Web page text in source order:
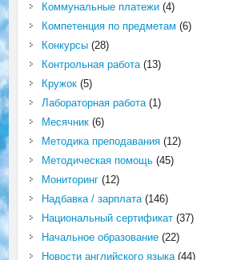
Коммунальные платежи(4)
Компетенция по предметам (6)
Конкурсы(28)
Контрольная работа(13)
Кружок(5)
Лабораторная работа(1)
Месячник(6)
Методика преподавания(12)
Методическая помощь(45)
Мониторинг(12)
Надбавка / зарплата(146)
Национальный сертификат(37)
Начальное образование(22)
Новости английского языка(44)